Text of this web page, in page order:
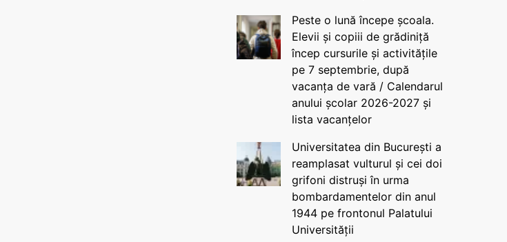
Peste o lună începe școala.
Elevii și copiii de grădiniță
încep cursurile și activitățile
pe 7 septembrie, după
vacanța de vară / Calendarul
anului școlar 2026-2027 și
lista vacanțelor
Universitatea din București a
reamplasat vulturul și cei doi
grifoni distruși în urma
bombardamentelor din anul
1944 pe frontonul Palatului
Universității